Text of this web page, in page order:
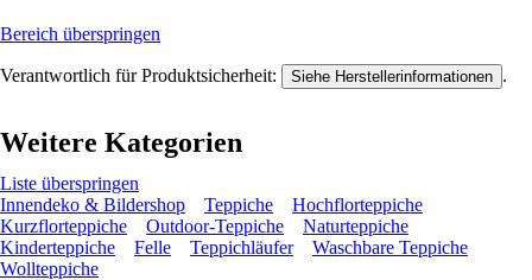
Bereich überspringen
Verantwortlich für Produktsicherheit: Siehe Herstellerinformationen .
Weitere Kategorien
Liste überspringen
Innendeko & Bildershop
Teppiche
Hochflorteppiche
Kurzflorteppiche
Outdoor-Teppiche
Naturteppiche
Kinderteppiche
Felle Teppichläufer
Waschbare Teppiche
Wollteppiche